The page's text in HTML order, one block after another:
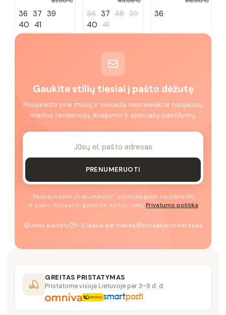
baltos spalvos
36 37 39
40 41
36 37 38 39
40 41
36
Gaukite stilių tiesiai į pašto dėžutę
Prisijunkite prie mūsų ir niekada nepraleiskite naujausių
mados tendencijų, įkvėpimo ir specialių pasiūlymų.
PRENUMERUOTI
Paspausdami „Prenumeruoti" sutinkate gauti naujienlaiškį
el. paštu. Atsisakyti galite bet kuriuo metu. Privatumo politika
Jokio šlamšto 1–2 laiškai per mėnesį Atsisakykite bet kada
GREITAS PRISTATYMAS
Pristatome visoje Lietuvoje per 3–9 d. d.